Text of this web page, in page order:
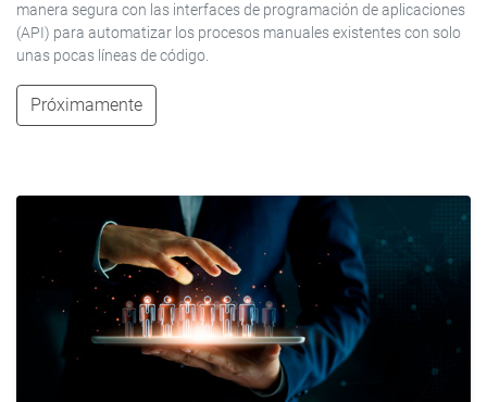
manera segura con las interfaces de programación de aplicaciones
(API) para automatizar los procesos manuales existentes con solo
unas pocas líneas de código.
Próximamente